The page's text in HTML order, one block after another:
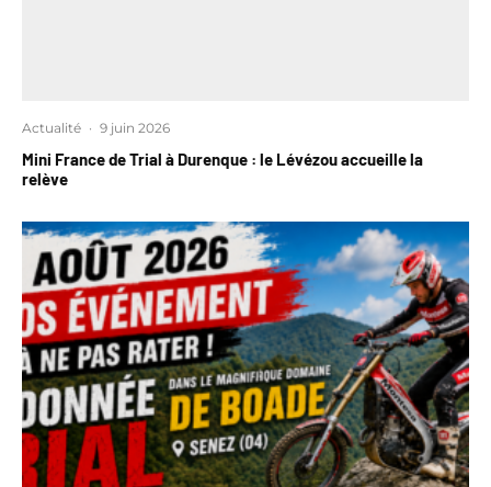
Actualité · 9 juin 2026
Mini France de Trial à Durenque : le Lévézou accueille la
relève